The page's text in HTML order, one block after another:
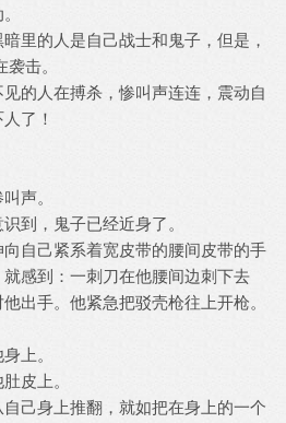
里的人是自己战士和鬼子，但是，
击。
的人在搏杀，惨叫声连连，震动自
了！
声。
到，鬼子已经近身了。
自己紧系着宽皮带的腰间皮带的手
感到：一刺刀在他腰间边刺下去
出手。他紧急把驳壳枪往上开枪。
上。
皮上。
己身上推翻，就如把在身上的一个